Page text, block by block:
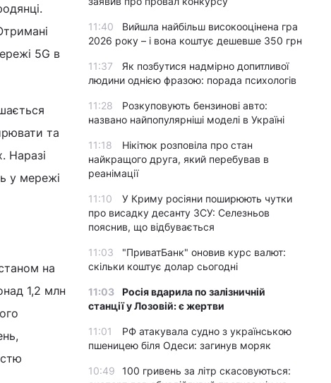
5G в
та
Наразі
у мережі
на
1,2 млн
11:40
Вийшла найбільш високооцінена гра
2026 року – і вона коштує дешевше 350 грн
11:37
Як позбутися надмірно допитливої
людини однією фразою: порада психологів
11:28
Розкуповують бензинові авто:
названо найпопулярніші моделі в Україні
11:18
Нікітюк розповіла про стан
найкращого друга, який перебував в
реанімації
11:10
У Криму росіяни поширюють чутки
про висадку десанту ЗСУ: Селезньов
пояснив, що відбувається
11:03
"ПриватБанк" оновив курс валют:
скільки коштує долар сьогодні
11:03
Росія вдарила по залізничній
станції у Лозовій: є жертви
11:01
РФ атакувала судно з українською
пшеницею біля Одеси: загинув моряк
10:49
100 гривень за літр скасовуються: